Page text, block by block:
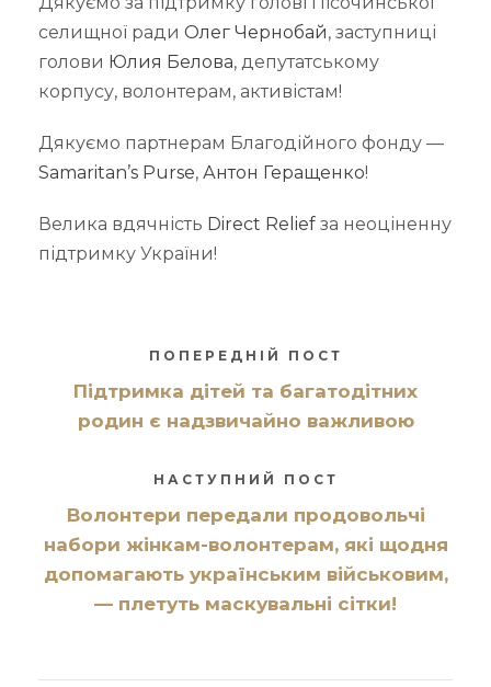
селищної ради Олег Чернобай, заступниці
голови Юлия Белова, депутатському
корпусу, волонтерам, активістам!
Дякуємо партнерам Благодійного фонду —
Samaritan’s Purse, Антон Геращенко!
Велика вдячність Direct Relief за неоціненну
підтримку України!
ПОПЕРЕДНІЙ ПОСТ
Підтримка дітей та багатодітних
родин є надзвичайно важливою
НАСТУПНИЙ ПОСТ
Волонтери передали продовольчі
набори жінкам-волонтерам, які щодня
допомагають українським військовим,
— плетуть маскувальні сітки!